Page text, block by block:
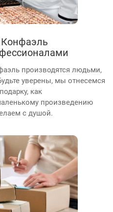
производятся людьми,
уверены, мы отнесемся
как
произведению
с душой.